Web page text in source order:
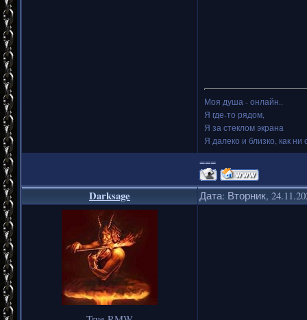
Моя душа - онлайн..
Я где-то рядом,
Я за стеклом экрана
Я далеко и близко, как ни
===
Darksage Дата: Вторник,